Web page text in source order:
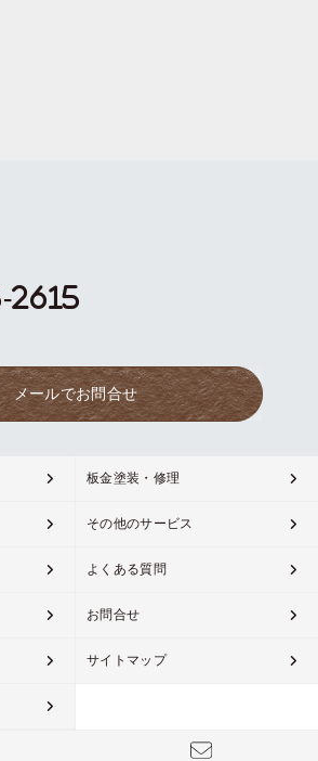
2615
メールでお問合せ
板金塗装・修理
その他のサービス
よくある質問
お問合せ
サイトマップ